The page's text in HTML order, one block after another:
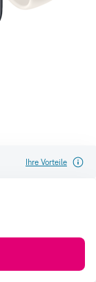
Ihre Vorteile